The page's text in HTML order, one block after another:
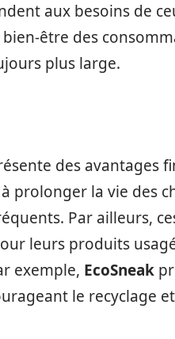
aux besoins de
être des
plus large.
des avantages
prolonger la vie des
Par ailleurs,
leurs produits
exemple, EcoSneak
le recyclage